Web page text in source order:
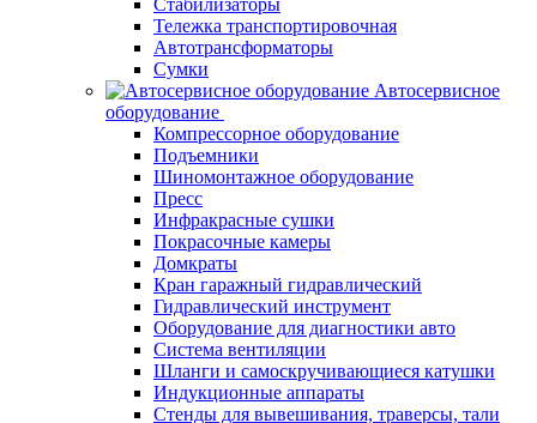
Тележка транспортировочная
Автотрансформаторы
Сумки
Автосервисное
оборудование
Компрессорное оборудование
Подъемники
Шиномонтажное оборудование
Пресс
Инфракрасные сушки
Покрасочные камеры
Домкраты
Кран гаражный гидравлический
Гидравлический инструмент
Оборудование для диагностики авто
Система вентиляции
Шланги и самоскручивающиеся катушки
Индукционные аппараты
Стенды для вывешивания, траверсы, тали